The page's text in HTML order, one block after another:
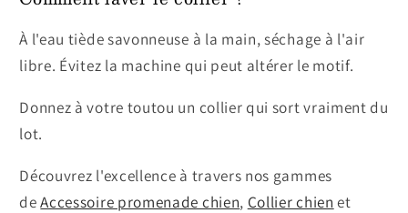
À l'eau tiède savonneuse à la main, séchage à l'air
libre. Évitez la machine qui peut altérer le motif.
Donnez à votre toutou un collier qui sort vraiment du
lot.
Découvrez l'excellence à travers nos gammes
deAccessoire promenade chien, Collier chien et